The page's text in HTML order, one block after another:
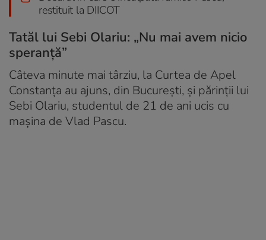
restituit la DIICOT
Tatăl lui Sebi Olariu: „Nu mai avem nicio
speranţă”
Câteva minute mai târziu, la Curtea de Apel
Constanţa au ajuns, din Bucureşti, şi părinţii lui
Sebi Olariu, studentul de 21 de ani ucis cu
maşina de Vlad Pascu.